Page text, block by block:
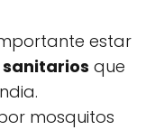
estar
sanitarios que
mosquitos